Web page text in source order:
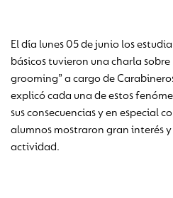
El día lunes 05 de junio los
básicos tuvieron una charla
grooming” a cargo de
explicó cada una de estos
sus consecuencias y en especial
alumnos mostraron gran interés
actividad.